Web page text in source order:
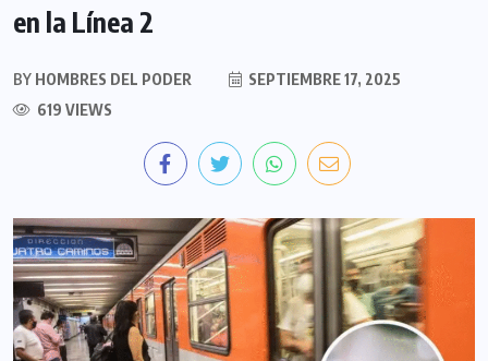
en la Línea 2
BY HOMBRES DEL PODER
SEPTIEMBRE 17, 2025
619 VIEWS